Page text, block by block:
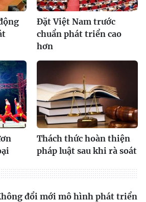
Đặt Việt Nam trước
chuẩn phát triển cao
hơn
Thách thức hoàn thiện
pháp luật sau khi rà soát
đổi mới mô hình phát triển